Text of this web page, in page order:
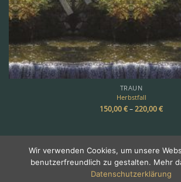
TRAUN
Herbstfall
150,00€–220,00€
Copyright 2026 ©
Wir verwenden Cookies, um unsere
benutzerfreundlich zu gestalten. Mehr
Datenschutzerklärung